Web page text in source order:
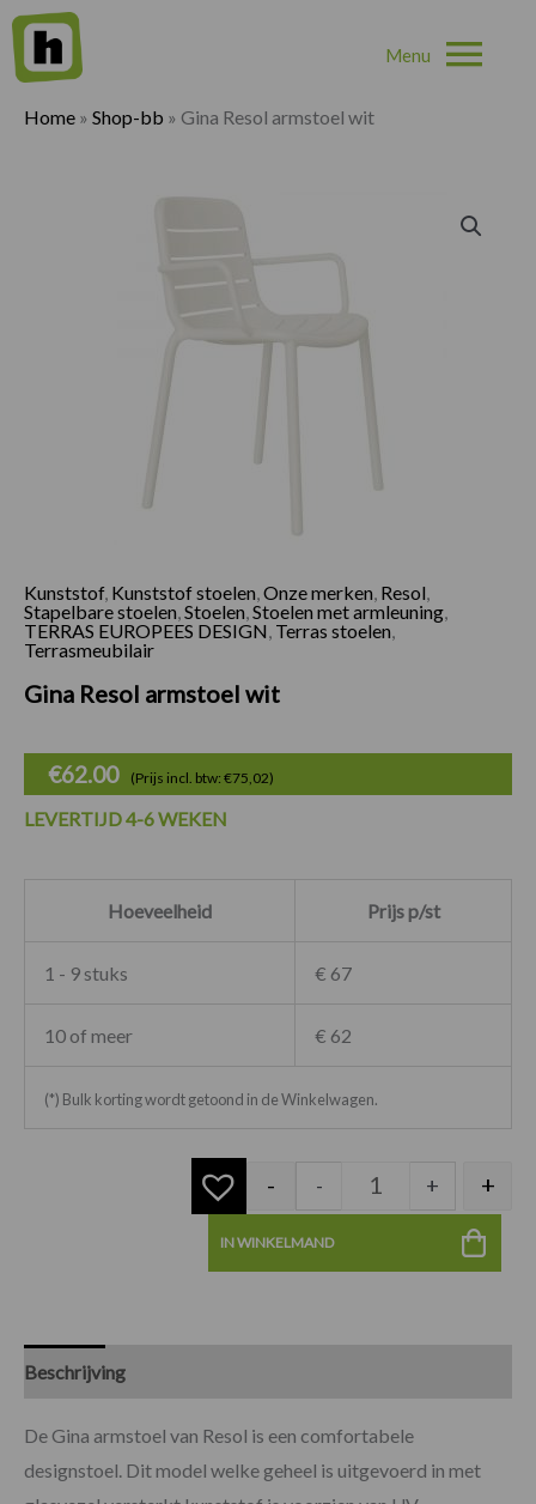
Home » Shop-bb » Gina Resol armstoel wit
Kunststof, Kunststof stoelen Onze merken Resol
Stapelbare stoelen Stoelen Stoelen met armleuning
TERRAS EUROPEES DESIGN Terras stoelen
Terrasmeubilair
Gina Resol armstoel wit
€62.00 (Prijs incl. btw: €75,02)
LEVERTIJD 4-6 WEKEN
Hoeveelheid Prijs p/st
1 - 9 stuks € 67
10 of meer € 62
(*) Bulk korting wordt getoond in de Winkelwagen.
Gina Resol
- - + +
IN WINKELMAND
Beschrijving
De Gina armstoel van Resol is een comfortabele
designstoel. Dit model welke geheel is uitgevoerd in met